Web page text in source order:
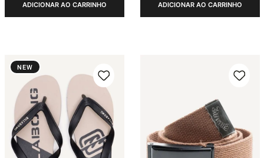
ADICIONAR AO CARRINHO ADICIONAR AO CARRINHO
NEW